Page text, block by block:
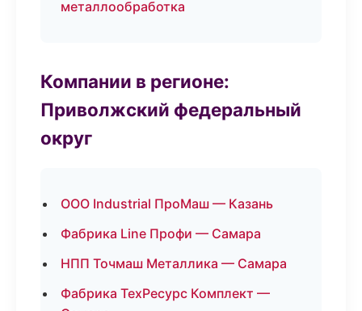
металлообработка
Компании в регионе:
Приволжский федеральный
округ
ООО Industrial ПроМаш — Казань
Фабрика Line Профи — Самара
НПП Точмаш Металлика — Самара
Фабрика ТехРесурс Комплект —